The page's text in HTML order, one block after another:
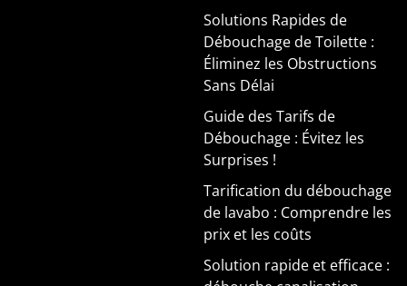
Solutions Rapides de
Débouchage de Toilette :
Éliminez les Obstructions
Sans Délai
Guide des Tarifs de
Débouchage : Évitez les
Surprises !
Tarification du débouchage
de lavabo : Comprendre les
prix et les coûts
Solution rapide et efficace :